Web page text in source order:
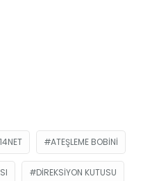
ATEŞLEME BOBINI
DIREKSIYON KUTUSU